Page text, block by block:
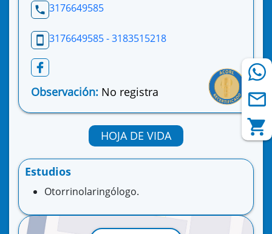
3176649585
3176649585 - 3183515218
Observación: No registra
HOJA DE VIDA
Estudios
Otorrinolaringólogo.